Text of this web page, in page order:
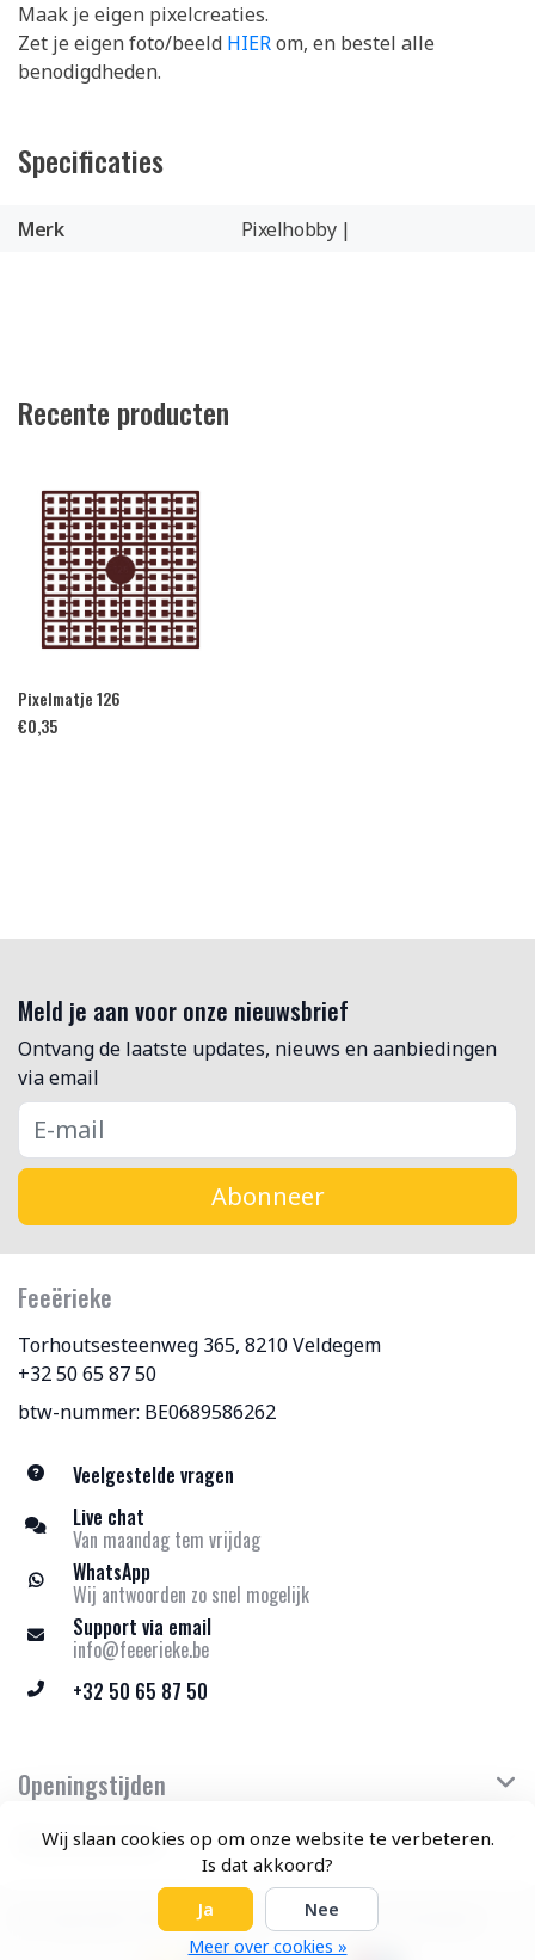
Wij slaan cookies op om onze website te verbeteren.
Is dat akkoord?
Ja
Nee
Meer over cookies »
Maak je eigen pixelcreaties.
Zet je eigen foto/beeld HIERom, en bestel alle
benodigdheden.
Specificaties
Merk Pixelhobby |
Recente producten
Pixelmatje 126
€0,35
Meld je aan voor onze nieuwsbrief
Ontvang de laatste updates, nieuws en aanbiedingen
via email
Abonneer
Feeërieke
Torhoutsesteenweg 365, 8210 Veldegem
+32 50 65 87 50
btw-nummer: BE0689586262
Veelgestelde vragen
Live chat
Van maandag tem vrijdag
WhatsApp
Wij antwoorden zo snel mogelijk
Support via email
info@feeerieke.be
+32 50 65 87 50
Openingstijden
Klantenservice
© Copyright 2026 Feeërieke - Theme by